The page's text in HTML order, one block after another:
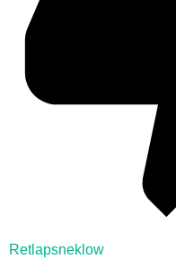
Retlapsneklow